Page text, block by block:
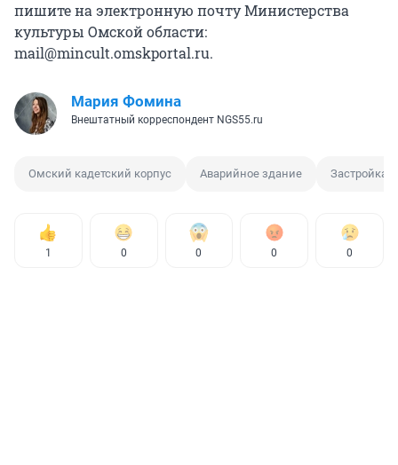
пишите на электронную почту Министерства
культуры Омской области:
mail@mincult.omskportal.ru.
Мария Фомина
Внештатный корреспондент NGS55.ru
Омский кадетский корпус Аварийное здание Застройка
1 0 0 0 0